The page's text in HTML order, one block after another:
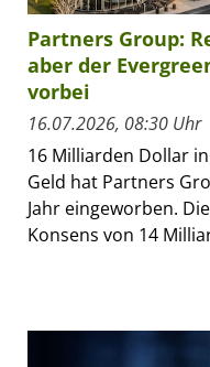
Partners Group:
aber der
vorbei
16.07.2026, 08:30 Uhr
16 Milliarden Dollar
Geld hat Partners
Jahr eingeworben.
Konsens von 14